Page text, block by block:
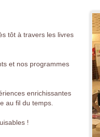
tôt à travers les livres
et nos programmes
enrichissantes
au fil du temps.
!